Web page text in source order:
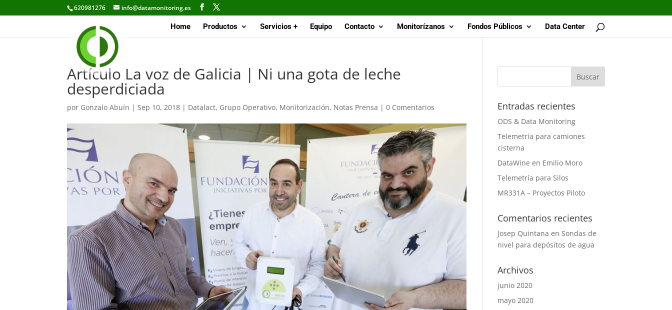
620981276 info@datamonitoring.es
Home Productos Servicios + Equipo Contacto Monitorízanos Fondos Públicos Data Center
Artículo La voz de Galicia | Ni una gota de leche
desperdiciada
por Gonzalo Abuín |Sep 10, 2018 | Datalact, Grupo Operativo, Monitorización, Notas Prensa |0 Comentarios Entradas recientes
ODS & Data Monitoring
Telemetría para camiones
cisterna
DataWine en Emilio Moro
Telemetría para Silos
MR331A – Proyectos Piloto
Comentarios recientes
Josep Quintana en Sondas de
nivel para depósitos de agua
Archivos
junio 2020
mayo 2020